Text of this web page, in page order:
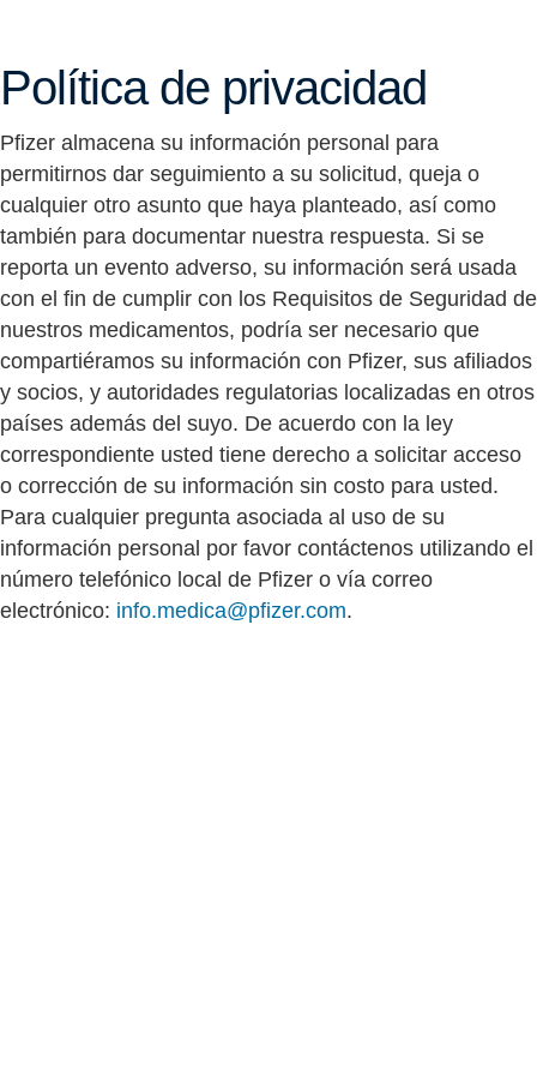
Política de privacidad
Pfizer almacena su información personal para
permitirnos dar seguimiento a su solicitud, queja o
cualquier otro asunto que haya planteado, así como
también para documentar nuestra respuesta. Si se
reporta un evento adverso, su información será usada
con el fin de cumplir con los Requisitos de Seguridad de
nuestros medicamentos, podría ser necesario que
compartiéramos su información con Pfizer, sus afiliados
y socios, y autoridades regulatorias localizadas en otros
países además del suyo. De acuerdo con la ley
correspondiente usted tiene derecho a solicitar acceso
o corrección de su información sin costo para usted.
Para cualquier pregunta asociada al uso de su
información personal por favor contáctenos utilizando el
número telefónico local de Pfizer o vía correo
electrónico: info.medica@pfizer.com.